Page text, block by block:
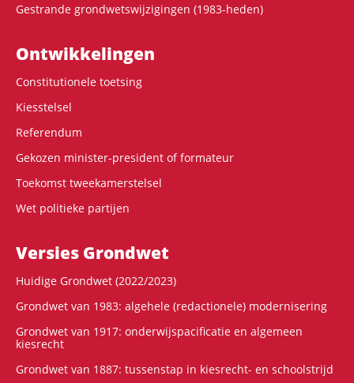
Gestrande grondwetswijzigingen (1983-heden)
Ontwikke­lingen
Constitutionele toetsing
Kiesstelsel
Referendum
Gekozen minister-president of formateur
Toekomst tweekamerstelsel
Wet politieke partijen
Versies Grondwet
Huidige Grondwet (2022/2023)
Grondwet van 1983: algehele (redactionele) modernisering
Grondwet van 1917: onderwijspacificatie en algemeen
kiesrecht
Grondwet van 1887: tussenstap in kiesrecht- en schoolstrijd